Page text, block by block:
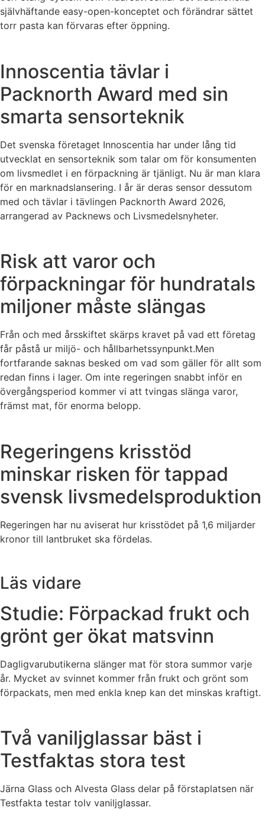
självhäftande easy-open-konceptet och förändrar sättet
torr pasta kan förvaras efter öppning.
Innoscentia tävlar i
Packnorth Award med sin
smarta sensorteknik
Det svenska företaget Innoscentia har under lång tid
utvecklat en sensorteknik som talar om för konsumenten
om livsmedlet i en förpackning är tjänligt. Nu är man klara
för en marknadslansering. I år är deras sensor dessutom
med och tävlar i tävlingen Packnorth Award 2026,
arrangerad av Packnews och Livsmedelsnyheter.
Risk att varor och
förpackningar för hundratals
miljoner måste slängas
Från och med årsskiftet skärps kravet på vad ett företag
får påstå ur miljö- och hållbarhetssynpunkt.Men
fortfarande saknas besked om vad som gäller för allt som
redan finns i lager. Om inte regeringen snabbt inför en
övergångsperiod kommer vi att tvingas slänga varor,
främst mat, för enorma belopp.
Regeringens krisstöd
minskar risken för tappad
svensk livsmedelsproduktion
Regeringen har nu aviserat hur krisstödet på 1,6 miljarder
kronor till lantbruket ska fördelas.
Läs vidare
Studie: Förpackad frukt och
grönt ger ökat matsvinn
Dagligvarubutikerna slänger mat för stora summor varje
år. Mycket av svinnet kommer från frukt och grönt som
förpackats, men med enkla knep kan det minskas kraftigt.
Två vaniljglassar bäst i
Testfaktas stora test
Järna Glass och Alvesta Glass delar på förstaplatsen när
Testfakta testar tolv vaniljglassar.